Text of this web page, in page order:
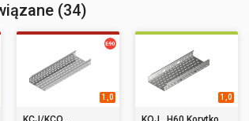
(34)
1,0 1,0